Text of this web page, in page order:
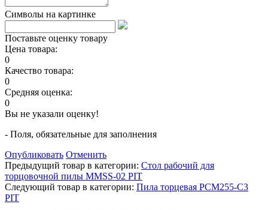
Символы на картинке
Поставьте оценку товару
Цена товара:
0
Качество товара:
0
Средняя оценка:
0
Вы не указали оценку!
- Поля, обязательные для заполнения
Опубликовать Отменить
Предыдущий товар в категории: Стол рабочий для
торцовочной пилы MMSS-02 PIT
Следующий товар в категории: Пила торцевая PCM255-C3
PIT